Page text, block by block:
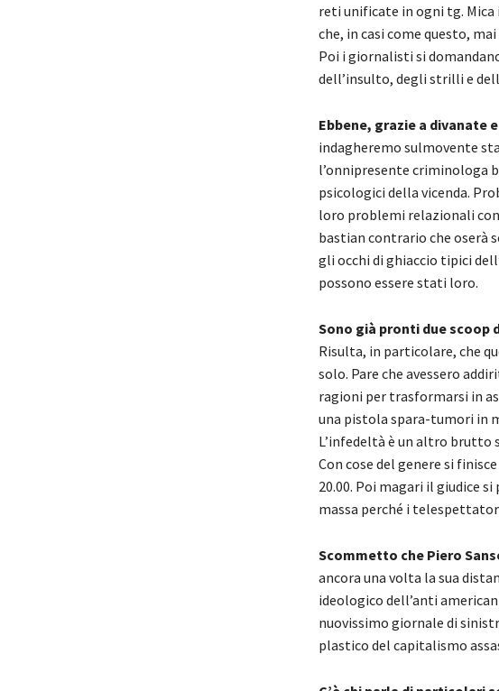
reti unificate in ogni tg. Mica
che, in casi come questo,
Poi i giornalisti si
dell’insulto, degli strilli e
Ebbene, grazie a divanate
indagheremo sulmovente
l’onnipresente criminologa
psicologici della vicenda.
loro problemi relazionali
bastian contrario che oserà
gli occhi di ghiaccio tipici
possono essere stati loro.
Sono già pronti due
Risulta, in particolare, che
solo. Pare che avessero
ragioni per trasformarsi in
una pistola spara-tumori in
L’infedeltà è un altro brutto
Con cose del genere si
20.00. Poi magari il giudice
massa perché i
Scommetto che Piero
ancora una volta la sua
ideologico dell’anti
nuovissimo giornale di
plastico del capitalismo